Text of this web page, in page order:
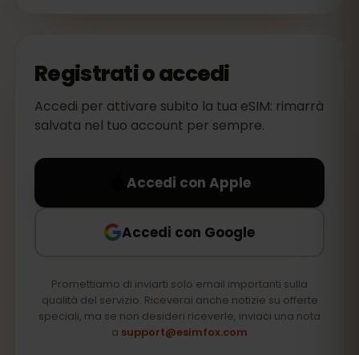
Registrati o accedi
Accedi per attivare subito la tua eSIM: rimarrà
salvata nel tuo account per sempre.
Accedi con Apple
Accedi con Google
Promettiamo di inviarti solo email importanti sulla
qualità del servizio. Riceverai anche notizie su offerte
speciali, ma se non desideri riceverle, inviaci una nota
a support@esimfox.com